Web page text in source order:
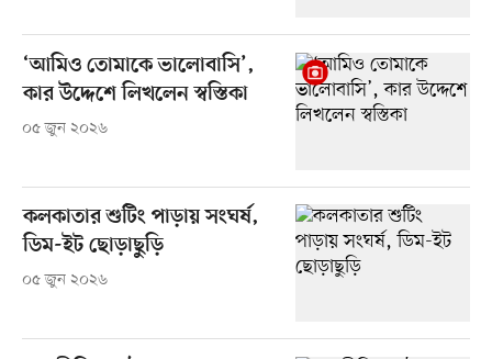
‘আমিও তোমাকে ভালোবাসি’,
কার উদ্দেশে লিখলেন স্বস্তিকা
০৫ জুন ২০২৬
কলকাতার শুটিং পাড়ায় সংঘর্ষ,
ডিম-ইট ছোড়াছুড়ি
০৫ জুন ২০২৬